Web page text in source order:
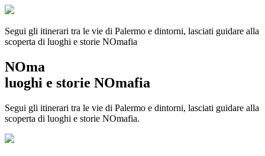
Segui gli itinerari tra le vie di Palermo e dintorni, lasciati guidare alla
scoperta di luoghi e storie NOmafia
NOma
luoghi e storie NOmafia
Segui gli itinerari tra le vie di Palermo e dintorni, lasciati guidare alla
scoperta di luoghi e storie NOmafia.